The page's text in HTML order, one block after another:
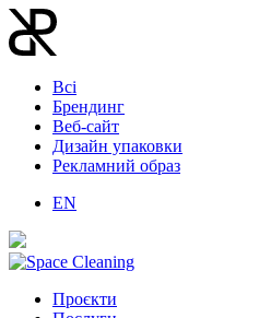
Всі
Брендинг
Веб-сайт
Дизайн упаковки
Рекламний образ
EN
Проєкти